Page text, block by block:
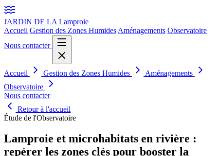
JARDIN DE LA Lamproie
Accueil Gestion des Zones Humides Aménagements Observatoire
Nous contacter
Accueil Gestion des Zones Humides
Aménagements
Observatoire
Nous contacter
Retour à l'accueil
Étude de l'Observatoire
Lamproie et microhabitats en rivière :
repérer les zones clés pour booster la